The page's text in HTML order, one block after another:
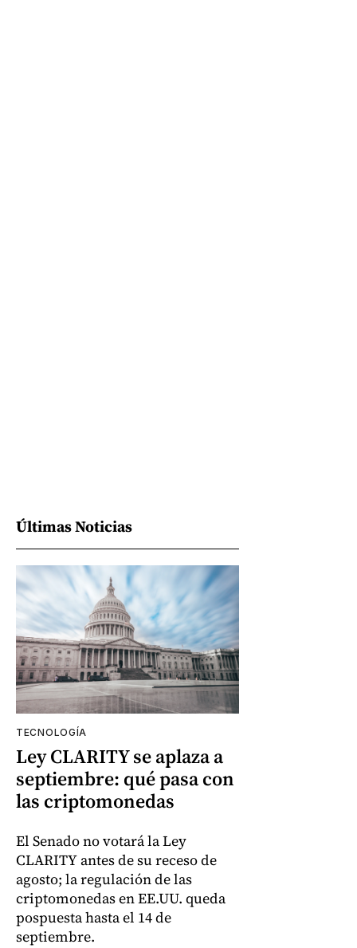
Últimas Noticias
TECNOLOGÍA
Ley CLARITY se aplaza a
septiembre: qué pasa con
las criptomonedas
El Senado no votará la Ley
CLARITY antes de su receso de
agosto; la regulación de las
criptomonedas en EE.UU. queda
pospuesta hasta el 14 de
septiembre.